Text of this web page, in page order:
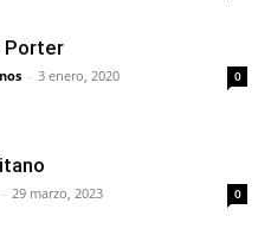
Porter
- 3 enero, 2020 0
- 29 marzo, 2023 0